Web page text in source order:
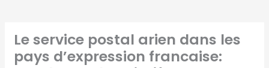
Le service postal arien dans les
pays d’expression francaise: